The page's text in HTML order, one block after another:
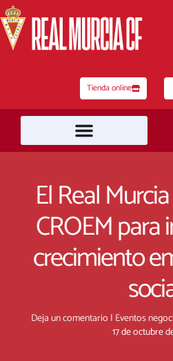
al
contenido
Tienda online
El Real
CROEM para
crecimiento
Deja un comentario | Eventos
17 de octubre